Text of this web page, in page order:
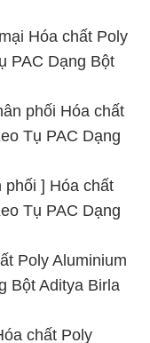
Tụ PAC Dạng
] Hóa chất
Tụ PAC Dạng
Poly Aluminium
Bột Aditya Birla
chất Poly
PAC Dạng Bột
Poly
PAC Dạng Bột